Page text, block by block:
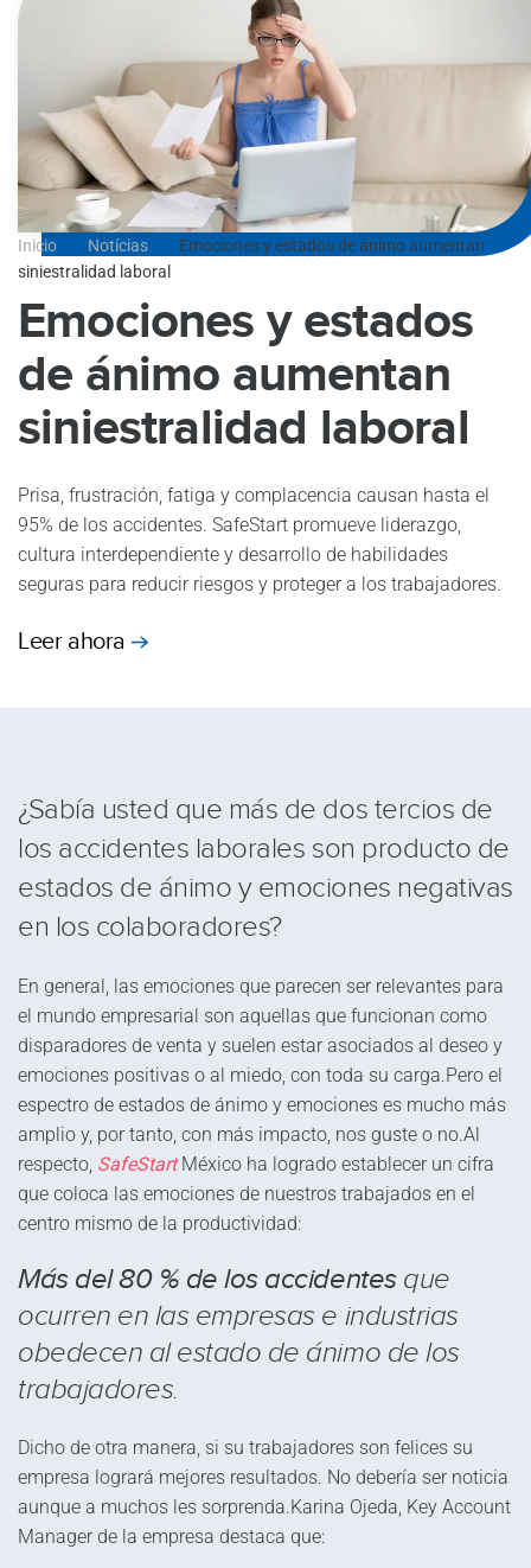
Inicio Notícias
Emociones y estados de ánimo aumentan
siniestralidad laboral
Emociones y estados
de ánimo aumentan
siniestralidad laboral
Prisa, frustración, fatiga y complacencia causan hasta el
95% de los accidentes. SafeStart promueve liderazgo,
cultura interdependiente y desarrollo de habilidades
seguras para reducir riesgos y proteger a los trabajadores.
Leer ahora
¿Sabía usted que más de dos tercios de
los accidentes laborales son producto de
estados de ánimo y emociones negativas
en los colaboradores?
En general, las emociones que parecen ser relevantes para
el mundo empresarial son aquellas que funcionan como
disparadores de venta y suelen estar asociados al deseo y
emociones positivas o al miedo, con toda su carga.Pero el
espectro de estados de ánimo y emociones es mucho más
amplio y, por tanto, con más impacto, nos guste o no.Al
respecto, SafeStartMéxico ha logrado establecer un cifra
que coloca las emociones de nuestros trabajados en el
centro mismo de la productividad:
Más del 80 % de los accidentesque
ocurren en las empresas e industrias
obedecen al estado de ánimo de los
trabajadores.
Dicho de otra manera, si su trabajadores son felices su
empresa logrará mejores resultados. No debería ser noticia
aunque a muchos les sorprenda.Karina Ojeda, Key Account
Manager de la empresa destaca que: